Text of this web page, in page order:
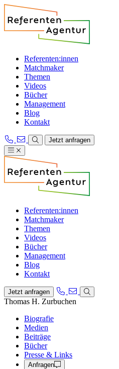
Referenten:innen
Matchmaker
Themen
Videos
Bücher
Management
Blog
Kontakt
Jetzt anfragen
Referenten:innen
Matchmaker
Themen
Videos
Bücher
Management
Blog
Kontakt
Jetzt anfragen
Thomas H. Zurbuchen
Biografie
Medien
Beiträge
Bücher
Presse & Links
Anfragen